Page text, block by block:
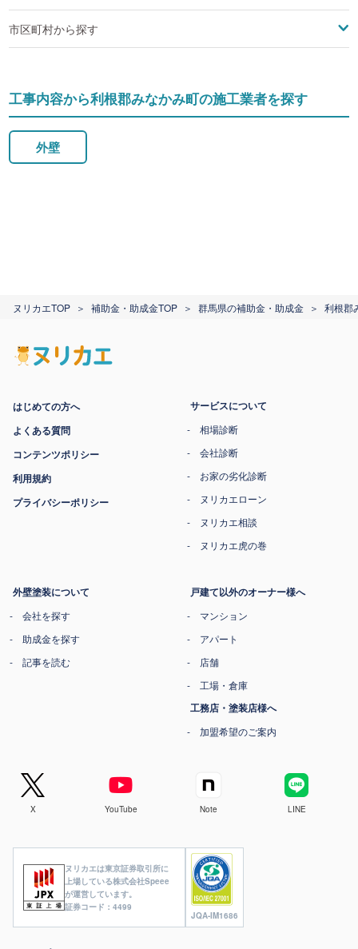
市区町村から探す
工事内容から利根郡みなかみ町の施工業者を探す
外壁
ヌリカエTOP 補助金・助成金TOP 群馬県の補助金・助成金 利根郡
ヌリカエは東京証券取引所に
上場している株式会社Speee
が運営しています。
証券コード：4499
JQA-IM1686
はじめての方へ
よくある質問
コンテンツポリシー
利用規約
プライバシーポリシー
サービスについて
相場診断
会社診断
お家の劣化診断
ヌリカエローン
ヌリカエ相談
ヌリカエ虎の巻
外壁塗装について
会社を探す
助成金を探す
記事を読む
戸建て以外のオーナー様へ
マンション
アパート
店舗
工場・倉庫
工務店・塗装店様へ
加盟希望のご案内
X YouTube Note LINE